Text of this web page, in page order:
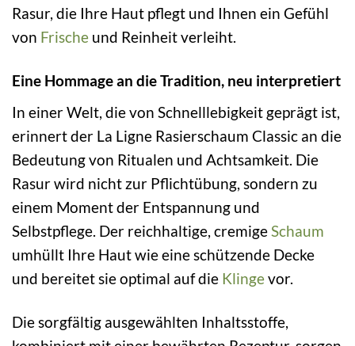
Rasur, die Ihre Haut pflegt und Ihnen ein Gefühl
von Frische und Reinheit verleiht.
Eine Hommage an die Tradition, neu interpretiert
In einer Welt, die von Schnelllebigkeit geprägt ist,
erinnert der La Ligne Rasierschaum Classic an die
Bedeutung von Ritualen und Achtsamkeit. Die
Rasur wird nicht zur Pflichtübung, sondern zu
einem Moment der Entspannung und
Selbstpflege. Der reichhaltige, cremige Schaum
umhüllt Ihre Haut wie eine schützende Decke
und bereitet sie optimal auf die Klingevor.
Die sorgfältig ausgewählten Inhaltsstoffe,